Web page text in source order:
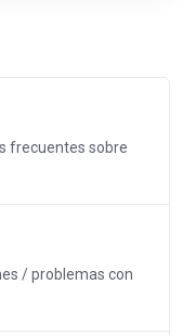
frecuentes sobre
/ problemas con